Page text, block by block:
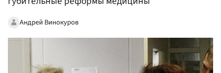
Андрей Винокуров